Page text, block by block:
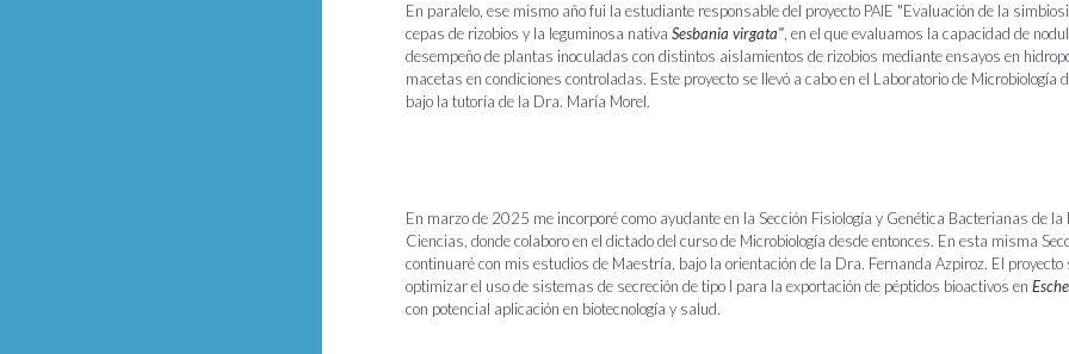
En paralelo, ese mismo año fui la estudiante responsable del proyecto PAIE "Evaluación de la
cepas de rizobios y la leguminosa nativa Sesbania virgata" , en el que evaluamos la capacidad de
desempeño de plantas inoculadas con distintos aislamientos de rizobios mediante ensayos en
macetas en condiciones controladas. Este proyecto se llevó a cabo en el Laboratorio de Microbiología
bajo la tutoría de la Dra. María Morel.
En marzo de 2025 me incorporé como ayudante en la Sección Fisiología y Genética Bacterianas de la
Ciencias, donde colaboro en el dictado del curso de Microbiología desde entonces. En esta misma
continuaré con mis estudios de Maestría, bajo la orientación de la Dra. Fernanda Azpiroz. El proyecto
optimizar el uso de sistemas de secreción de tipo I para la exportación de péptidos bioactivos en
con potencial aplicación en biotecnología y salud.